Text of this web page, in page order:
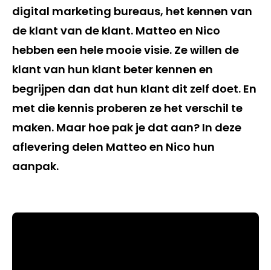
digital marketing bureaus, het kennen van
de klant van de klant. Matteo en Nico
hebben een hele mooie visie. Ze willen de
klant van hun klant beter kennen en
begrijpen dan dat hun klant dit zelf doet. En
met die kennis proberen ze het verschil te
maken. Maar hoe pak je dat aan? In deze
aflevering delen Matteo en Nico hun
aanpak.